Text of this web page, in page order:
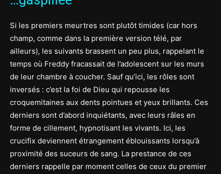
Si les premiers meurtres sont plutôt timides (car hors
champ, comme dans la première version télé, par
ailleurs), les suivants brassent un peu plus, rappelant le
temps où Freddy fracassait de l’adolescent sur les murs
de leur chambre à coucher. Sauf qu’ici, les rôles sont
inversés : c’est la foi de Dieu qui repousse les
croquemitaines aux dents pointues et yeux brillants. Ces
derniers sont d’abord inquiétants, avec leurs râles en
forme de cillement, hypnotisant les vivants. Ici, les
crucifix deviennent étrangement éblouissants lorsqu’à
proximité des suceurs de sang. La prestance de ces
derniers rappelle par moment celles de ceux du premier